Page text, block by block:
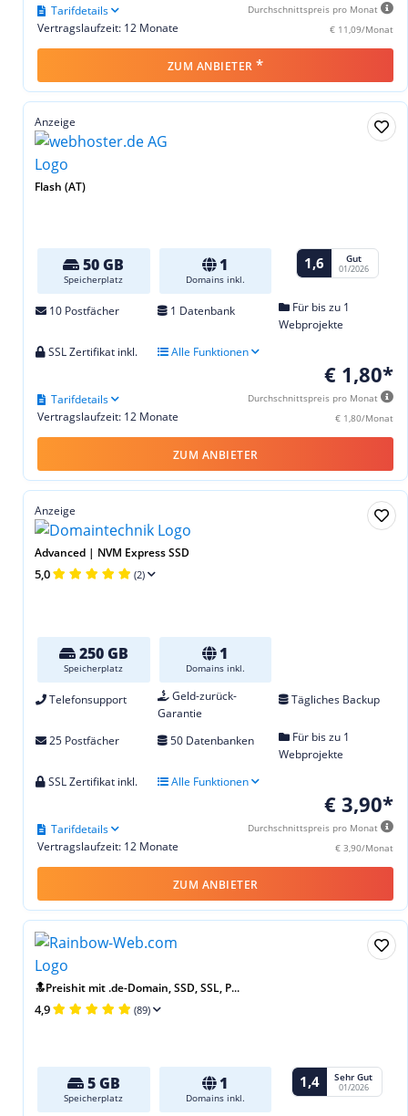
Durchschnittspreis pro Monat
€ 11,09/Monat
Vertragslaufzeit: 12 Monate
Tarifdetails
ZUM ANBIETER *
Anzeige
Flash (AT)
50 GB
Speicherplatz
1
Domains inkl.
1,6 Gut
01/2026
10 Postfächer 1 Datenbank
Für bis zu 1
Webprojekte
SSL Zertifikat inkl.
Alle Funktionen
€ 1,80*
Durchschnittspreis pro Monat
€ 1,80/Monat
Vertragslaufzeit: 12 Monate
Tarifdetails
ZUM ANBIETER
Anzeige
Advanced | NVM Express SSD
5,0 (2)
250 GB
Speicherplatz
1
Domains inkl.
Telefonsupport
Geld-zurück-
Garantie
Tägliches Backup
25 Postfächer 50 Datenbanken
Für bis zu 1
Webprojekte
SSL Zertifikat inkl.
Alle Funktionen
€ 3,90*
Durchschnittspreis pro Monat
€ 3,90/Monat
Vertragslaufzeit: 12 Monate
Tarifdetails
ZUM ANBIETER
🔝Preishit mit .de-Domain, SSD, SSL, P...
4,9 (89)
5 GB
Speicherplatz
1
Domains inkl.
1,4 Sehr Gut
01/2026